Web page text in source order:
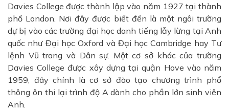
Davies College được thành lập vào năm 1927 tại thành
phố London. Nơi đây được biết đến là một ngôi trường
dự bị vào các trường đại học danh tiếng lẫy lừng tại Anh
quốc như Đại học Oxford và Đại học Cambridge hay Tư
lệnh Vũ trang và Dân sự. Một cơ sở khác của trường
Davies College được xây dựng tại quận Hove vào năm
1959, đây chính là cơ sở đào tạo chương trình phổ
thông ôn thi lại trình độ A dành cho phần lớn sinh viên
Anh.